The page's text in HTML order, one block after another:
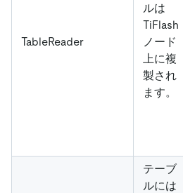
TableReader
ルは
TiFlash
ノード
上に複
製され
ます。
テーブ
ルには